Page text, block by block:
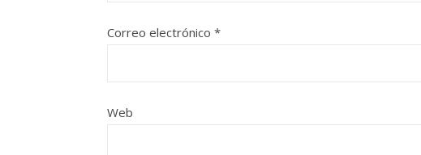
Correo electrónico *
Web